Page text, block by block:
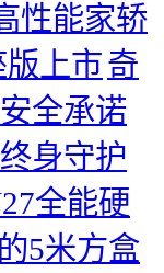
性能家轿
版上市奇
全承诺
身守护
全能硬
5米方盒